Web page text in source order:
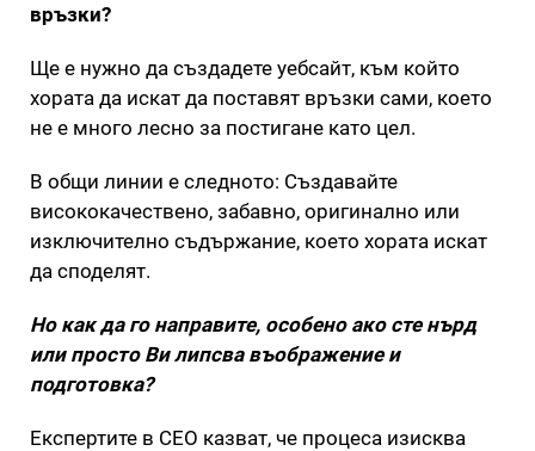
връзки?
Ще е нужно да създадете уебсайт, към който
хората да искат да поставят връзки сами, което
не е много лесно за постигане като цел.
В общи линии е следното: Създавайте
висококачествено, забавно, оригинално или
изключително съдържание, което хората искат
да споделят.
Но как да го направите, особено ако сте нърд
или просто Ви липсва въображение и
подготовка?
Експертите в СЕО казват, че процеса изисква